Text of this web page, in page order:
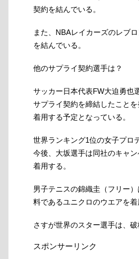
契約を結んでいる。
また、NBAレイカーズのレブ
を結んでいる。
他のサプライ契約選手は？
サッカー日本代表FW大迫勇也
サプライ契約を締結したこと
着用する予定となっている。
世界ランキング1位の女子プロ
今後、大坂選手は同社のキャ
着用する。
男子テニスの錦織圭（フリー
料であるユニクロのウエアを着
さすが世界のスター選手は、
スポンサーリンク